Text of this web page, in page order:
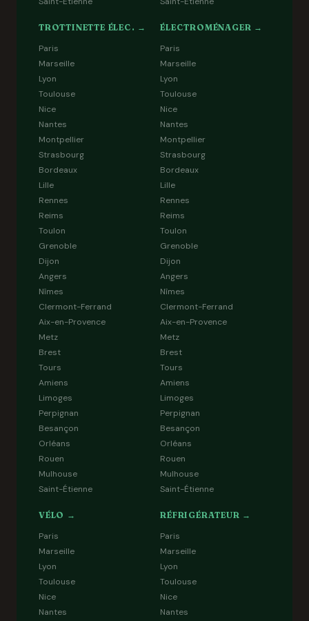
TROTTINETTE ÉLEC. →
Paris
Marseille
Lyon
Toulouse
Nice
Nantes
Montpellier
Strasbourg
Bordeaux
Lille
Rennes
Reims
Toulon
Grenoble
Dijon
Angers
Nîmes
Clermont-Ferrand
Aix-en-Provence
Metz
Brest
Tours
Amiens
Limoges
Perpignan
Besançon
Orléans
Rouen
Mulhouse
Saint-Étienne
ÉLECTROMÉNAGER →
Paris
Marseille
Lyon
Toulouse
Nice
Nantes
Montpellier
Strasbourg
Bordeaux
Lille
Rennes
Reims
Toulon
Grenoble
Dijon
Angers
Nîmes
Clermont-Ferrand
Aix-en-Provence
Metz
Brest
Tours
Amiens
Limoges
Perpignan
Besançon
Orléans
Rouen
Mulhouse
Saint-Étienne
VÉLO →
Paris
Marseille
Lyon
Toulouse
Nice
Nantes
RÉFRIGÉRATEUR →
Paris
Marseille
Lyon
Toulouse
Nice
Nantes